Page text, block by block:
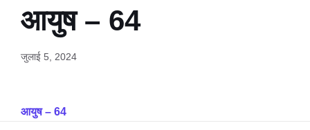
आयुष – 64
जुलाई 5, 2024
आयुष – 64